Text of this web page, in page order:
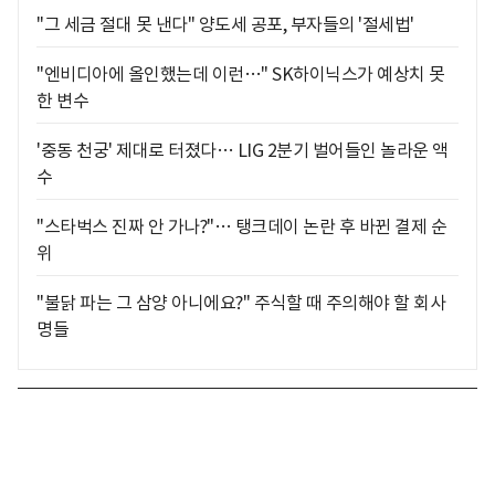
"그 세금 절대 못 낸다" 양도세 공포, 부자들의 '절세법'
"엔비디아에 올인했는데 이런…" SK하이닉스가 예상치 못
한 변수
'중동 천궁' 제대로 터졌다… LIG 2분기 벌어들인 놀라운 액
수
"스타벅스 진짜 안 가나?"… 탱크데이 논란 후 바뀐 결제 순
위
"불닭 파는 그 삼양 아니에요?" 주식할 때 주의해야 할 회사
명들